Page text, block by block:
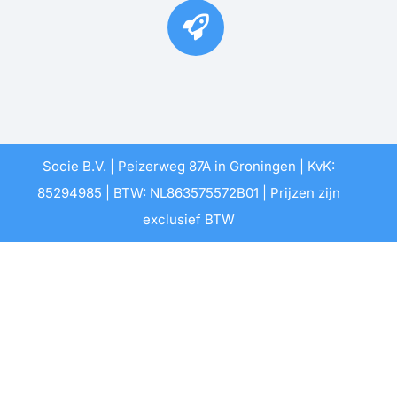
Socie B.V. | Peizerweg 87A in Groningen | KvK:
85294985 | BTW: NL863575572B01 | Prijzen zijn
exclusief BTW